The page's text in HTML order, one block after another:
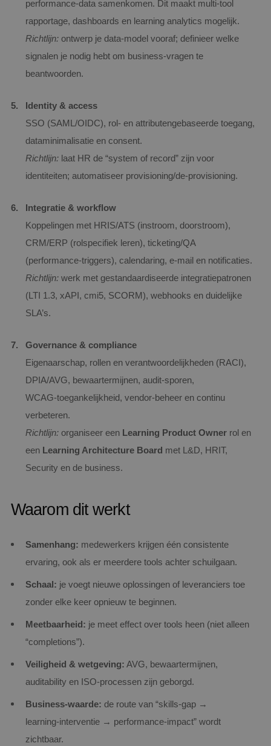
performance‑data samenkomen. Dit maakt multi‑tool
rapportage, dashboards en learning analytics mogelijk.
Richtlijn: ontwerp je data‑model vooraf; definieer welke
signalen je nodig hebt om business‑vragen te
beantwoorden.
Identity & access
SSO (SAML/OIDC), rol‑ en attributengebaseerde toegang,
dataminimalisatie en consent.
Richtlijn: laat HR de “system of record” zijn voor
identiteiten; automatiseer provisioning/de‑provisioning.
Integratie & workflow
Koppelingen met HRIS/ATS (instroom, doorstroom),
CRM/ERP (rolspecifiek leren), ticketing/QA
(performance‑triggers), calendaring, e‑mail en notificaties.
Richtlijn: werk met gestandaardiseerde integratiepatronen
(LTI 1.3, xAPI, cmi5, SCORM), webhooks en duidelijke
SLA’s.
Governance & compliance
Eigenaarschap, rollen en verantwoordelijkheden (RACI),
DPIA/AVG, bewaartermijnen, audit‑sporen,
WCAG‑toegankelijkheid, vendor‑beheer en continu
verbeteren.
Richtlijn: organiseer een Learning Product Owner rol en
een Learning Architecture Board met L&D, HRIT,
Security en de business.
Waarom dit werkt
Samenhang: medewerkers krijgen één consistente
ervaring, ook als er meerdere tools achter schuilgaan.
Schaal: je voegt nieuwe oplossingen of leveranciers toe
zonder elke keer opnieuw te beginnen.
Meetbaarheid: je meet effect over tools heen (niet alleen
“completions”).
Veiligheid & wetgeving: AVG, bewaartermijnen,
auditability en ISO‑processen zijn geborgd.
Business‑waarde: de route van “skills‑gap →
learning‑interventie → performance‑impact” wordt
zichtbaar.